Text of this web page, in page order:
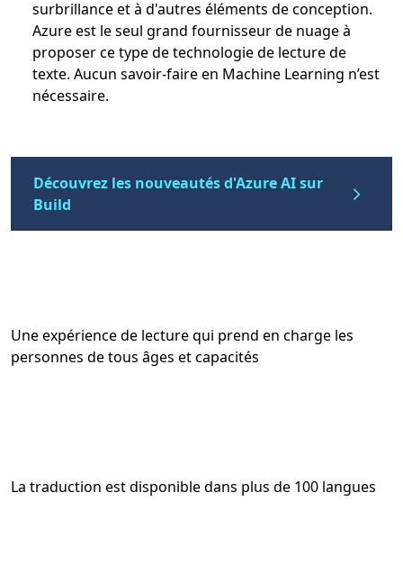
surbrillance et à d'autres éléments de conception.
Azure est le seul grand fournisseur de nuage à
proposer ce type de technologie de lecture de
texte. Aucun savoir-faire en Machine Learning n’est
nécessaire.
Découvrez les nouveautés d'Azure AI sur
Build
Une expérience de lecture qui prend en charge les
personnes de tous âges et capacités
La traduction est disponible dans plus de 100 langues